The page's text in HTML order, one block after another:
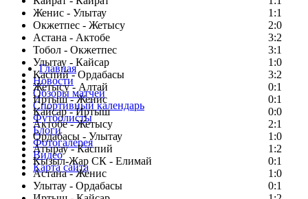
Женис - Улытау
1:1
Окжетпес - Жетысу
2:0
Астана - Актобе
3:2
Тобол - Окжетпес
3:1
Улытау - Кайсар
1:0
Каспий - Ордабасы
3:2
Жетысу - Алтай
0:1
Иртыш - Женис
0:1
Кайсар - Иртыш
0:0
Актобе - Жетысу
2:1
Ордабасы - Улытау
1:0
Атырау - Каспий
1:2
Кызыл-Жар СК - Елимай
0:1
Астана - Женис
1:0
Улытау - Ордабасы
0:1
Главная
Новости
Обзоры матчей
Спортивный календарь
Футболисты
Блоги
Фотогалерея
Видео
Карта сайта